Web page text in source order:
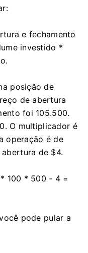
e fechamento
investido *
posição de
de abertura
foi 105.500.
O multiplicador é
operação é de
de $4.
100 * 500 - 4 =
pode pular a